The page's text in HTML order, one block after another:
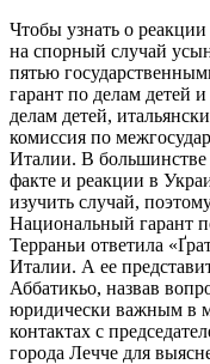
Чтобы узнать о
на спорный случай
пятью
гарант по делам детей
делам детей,
комиссия по
Италии. В большинстве
факте и реакции в
изучить случай,
Национальный гарант
Терраньи ответила
Италии. А ее
Аббатикьо, назвав
юридически важным в
контактах с
города Лечче для